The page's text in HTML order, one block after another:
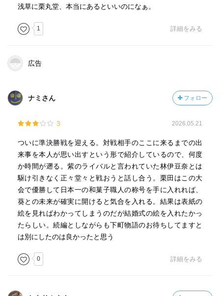
浅草に栗丸堂、本当にあるといいのになぁ。
1 詳細をみる
広告
ナミさん フォロー
3 2026.05.21
ついに準決勝戦を迎える。対戦相手のここに来るまでの出
来事を本人が思い出すという形で紹介しているので、何度
か時間が遡る。紫のライバルと言われていた林伊豆奈とは
駆け引きなく正々堂々と戦おうと話し合う。栗田はこの大
会で優勝して日本一の和菓子職人の称号を手に入れれば、
葵との未来が確実に開けると気合を入れる。結果は表紙の
絵を見ればわかってしまうのだが結婚式の絵を入れたかっ
たらしい。続編としながらも下町物語のお待ちしてますと
は別にしたのは良かったと思う
0 詳細をみる